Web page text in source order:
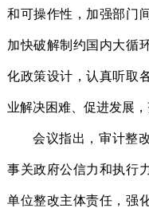
和可操作性，加强部门
加快破解制约国内大循
化政策设计，认真听取
业解决困难、促进发展
会议指出，审计整
事关政府公信力和执行
单位整改主体责任，强